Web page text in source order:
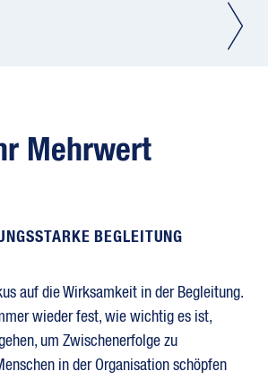
Mehrwert
BEGLEITUNG
auf die Wirksamkeit in der Begleitung.
wieder fest, wie wichtig es ist,
um Zwischenerfolge zu
in der Organisation schöpfen